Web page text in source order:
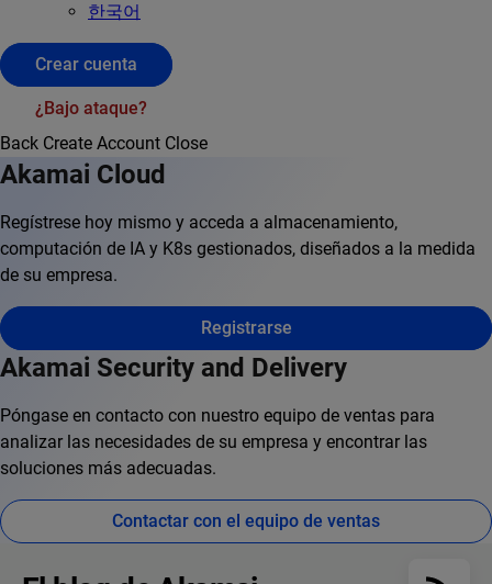
한국어
Crear cuenta
¿Bajo ataque?
Back Create Account Close
Akamai Cloud
Regístrese hoy mismo y acceda a almacenamiento,
computación de IA y K8s gestionados, diseñados a la medida
de su empresa.
Registrarse
Akamai Security and Delivery
Póngase en contacto con nuestro equipo de ventas para
analizar las necesidades de su empresa y encontrar las
soluciones más adecuadas.
Contactar con el equipo de ventas